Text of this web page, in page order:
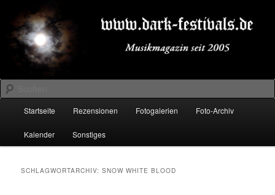
primären
Inhalt
springen
sekundären
Inhalt
springenDARK-FESTIVALS.DE
Suchen
Startseite Rezensionen Fotogalerien Foto-Archiv
Kalender Sonstiges
SCHLAGWORTARCHIV:SNOW WHITE BLOOD